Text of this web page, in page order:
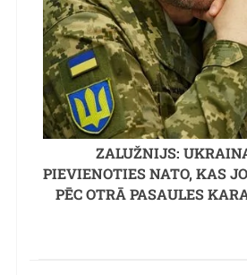
ZALUŽNIJS:
PIEVIENOTIES NATO, KAS
PĒC OTRĀ PASAULES